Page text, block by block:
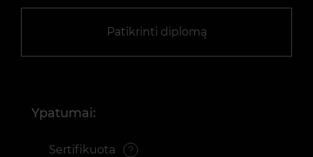
Patikrinti diplomą
Ypatumai:
Sertifikuota